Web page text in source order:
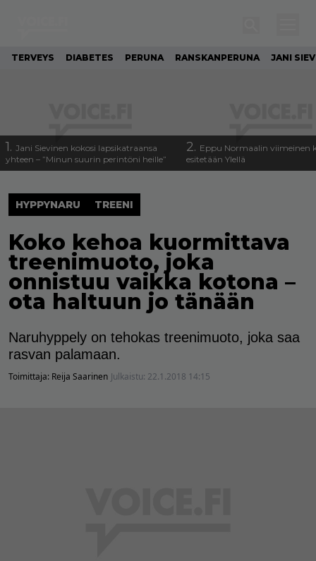
TERVEYS DIABETES PERUNA RANSKANPERUNA JANI
1. Jani Sievinen kokosi lapsikatraansa
yhteen – ”Minun suurin perintöni heille”
2. Eppu Normaalin viimeinen
esitetään Ylellä
HYPPYNARU TREENI
Koko kehoa kuormittava
treenimuoto, joka
onnistuu vaikka kotona –
ota haltuun jo tänään
Naruhyppely on tehokas treenimuoto, joka saa
rasvan palamaan.
Toimittaja: Reija Saarinen Julkaistu: 22.1.2018 14:15